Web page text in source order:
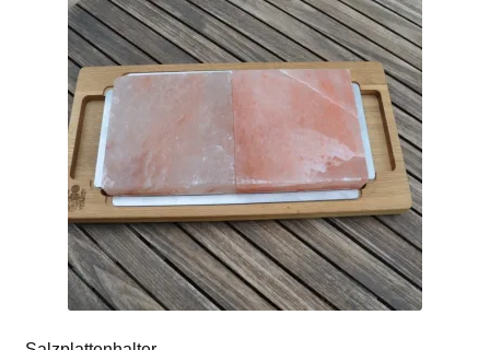
COOKWARE FERLEON
ZUBEHÖR FERLEON
DEKORATION
PREVIEW